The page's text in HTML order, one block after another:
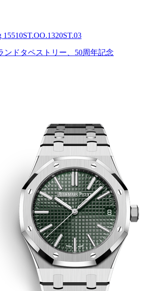
ンドタペストリー、50周年記念